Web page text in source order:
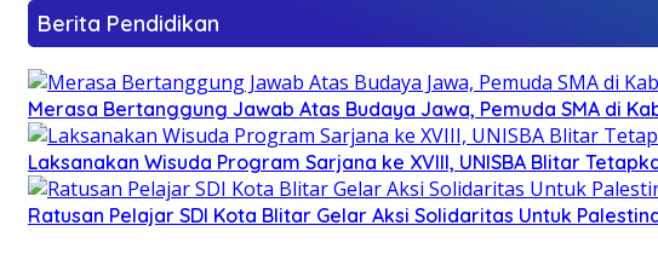
Berita Pendidikan
Merasa Bertanggung Jawab Atas Budaya Jawa, Pemuda SMA di
Laksanakan Wisuda Program Sarjana ke XVIII, UNISBA Blitar
Ratusan Pelajar SDI Kota Blitar Gelar Aksi Solidaritas Untuk